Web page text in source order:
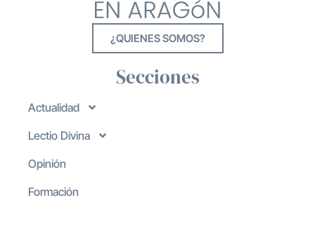
¿QUIENES SOMOS?
Secciones
Actualidad
Lectio Divina
Opinión
Formación